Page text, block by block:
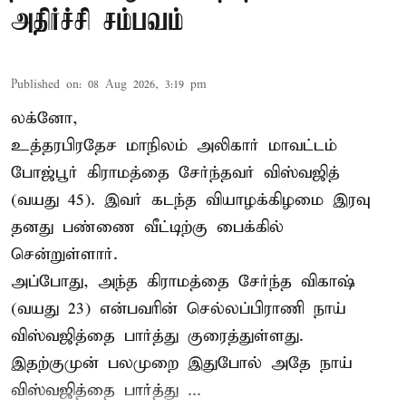
அதிர்ச்சி சம்பவம்
Published on: 08 Aug 2026, 3:19 pm
லக்னோ,
உத்தரபிரதேச மாநிலம் அலிகார் மாவட்டம்
போஜ்பூர் கிராமத்தை சேர்ந்தவர் விஸ்வஜித்
(வயது 45). இவர் கடந்த வியாழக்கிழமை இரவு
தனது பண்ணை வீட்டிற்கு பைக்கில்
சென்றுள்ளார்.
அப்போது, அந்த கிராமத்தை சேர்ந்த விகாஷ்
(வயது 23) என்பவரின் செல்லப்பிராணி நாய்
விஸ்வஜித்தை பார்த்து குரைத்துள்ளது.
இதற்குமுன் பலமுறை இதுபோல் அதே நாய்
விஸ்வஜித்தை பார்த்து ...